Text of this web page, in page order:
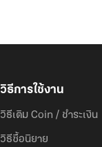
วิธีการใช้งาน
วิธีเติม Coin / ชำระเงิน
วิธีซื้อนิยาย